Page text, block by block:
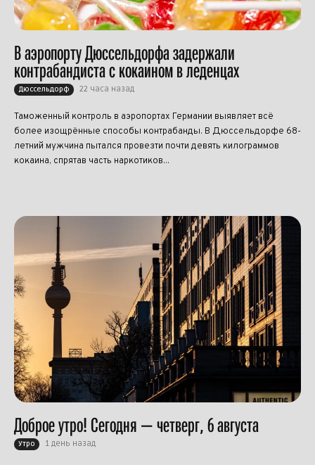
В аэропорту Дюссельдорфа задержали
контрабандиста с кокаином в леденцах
Дюссельдорф 22 часа назад
Таможенный контроль в аэропортах Германии выявляет всё
более изощрённые способы контрабанды. В Дюссельдорфе 68-
летний мужчина пытался провезти почти девять килограммов
кокаина, спрятав часть наркотиков...
Доброе утро! Сегодня — четверг, 6 августа
Утро 1 день назад